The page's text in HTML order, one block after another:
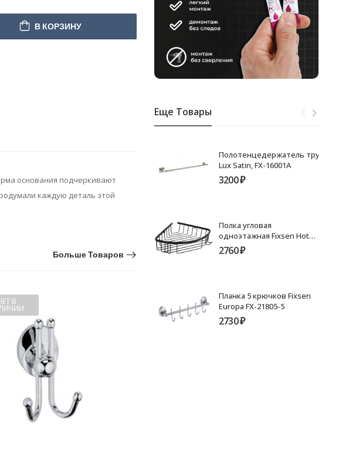
Еще Товары
Полотенцедержатель трубчатый
Lux Satin, FX-16001A
3200₽
Полка угловая
одноэтажная Fixsen Hotel
черная FX-31051-1A
2760₽
Планка 5 крючков Fixsen
Europa FX-21805-5
2730₽
В КОРЗИНУ
основания подчеркивают
каждую деталь этой
Больше Товаров
В